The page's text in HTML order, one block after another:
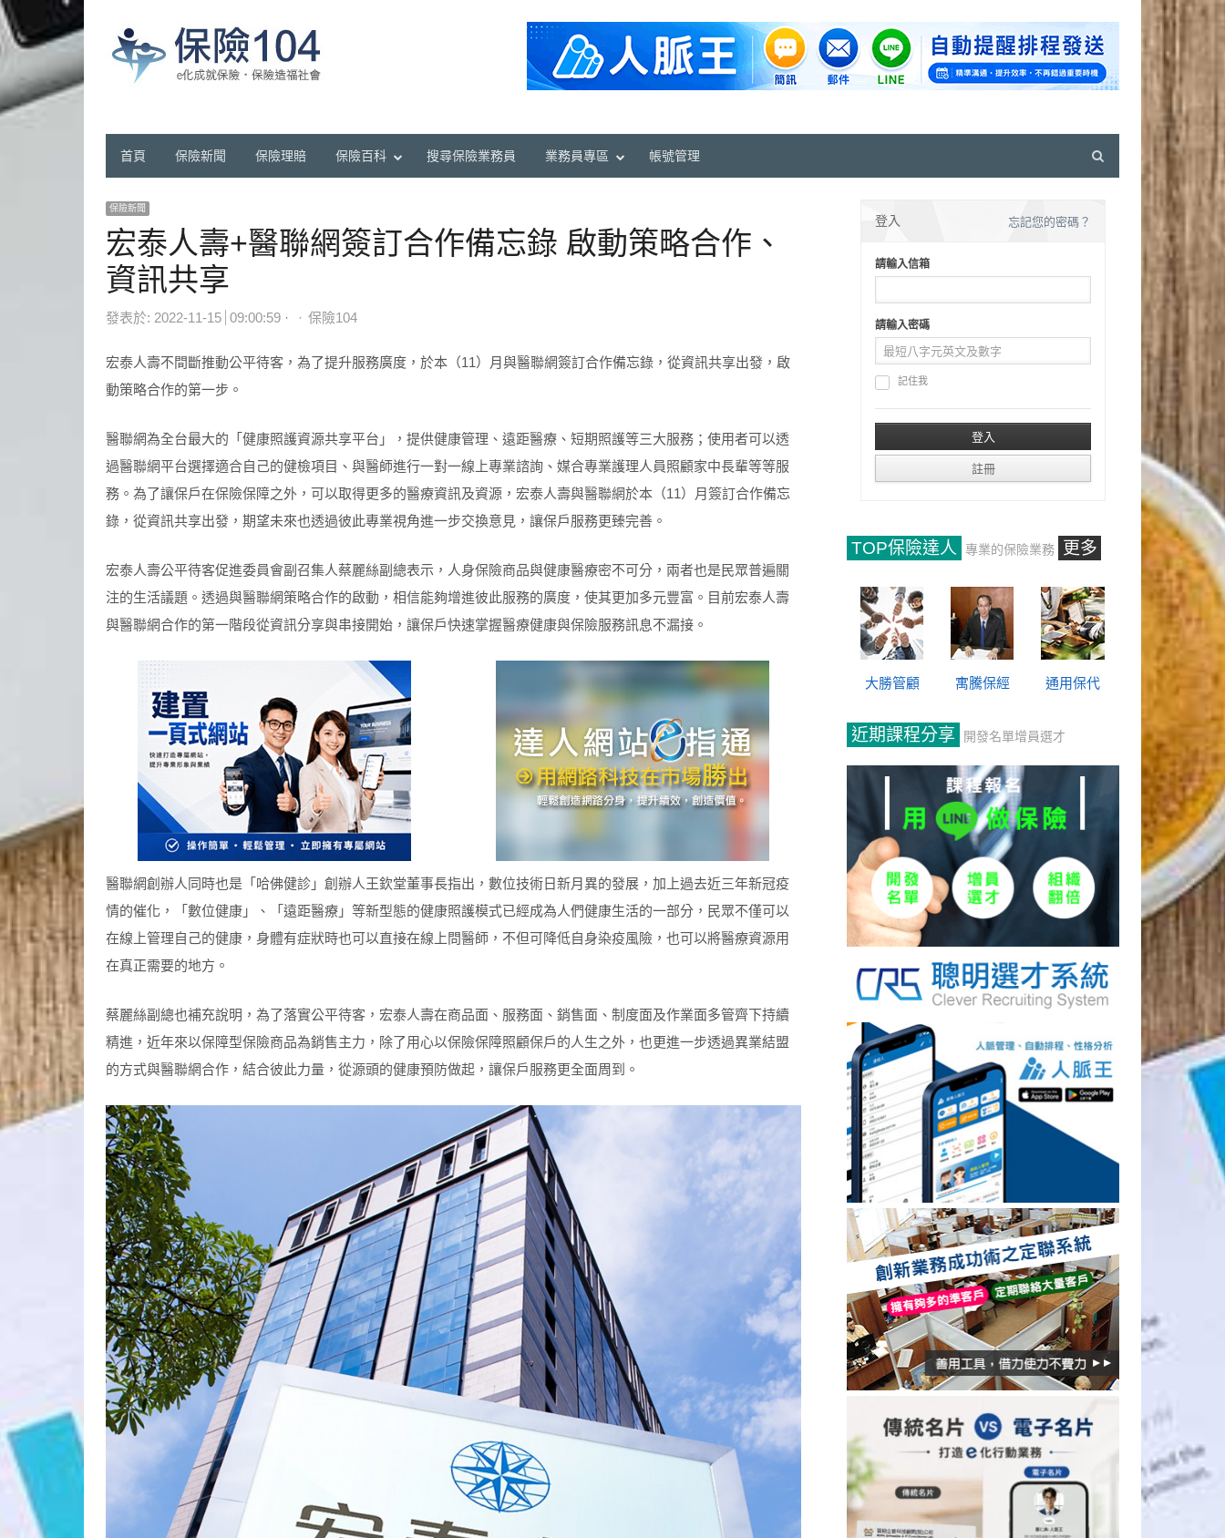
首頁 保險新聞 保險理賠 保險百科 搜尋保險業務員 業務員專區 帳號管理
search
保險新聞
宏泰人壽+醫聯網簽訂合作備忘錄 啟動策略合作、
資訊共享
發表於: 2022-11-15 09:00:59 Author
保險104
宏泰人壽不間斷推動公平待客，為了提升服務廣度，於本（11）月與醫聯網簽訂合作備忘錄，從資訊共享出發，啟
動策略合作的第一步。
醫聯網為全台最大的「健康照護資源共享平台」，提供健康管理、遠距醫療、短期照護等三大服務；使用者可以透
過醫聯網平台選擇適合自己的健檢項目、與醫師進行一對一線上專業諮詢、媒合專業護理人員照顧家中長輩等等服
務。為了讓保戶在保險保障之外，可以取得更多的醫療資訊及資源，宏泰人壽與醫聯網於本（11）月簽訂合作備忘
錄，從資訊共享出發，期望未來也透過彼此專業視角進一步交換意見，讓保戶服務更臻完善。
宏泰人壽公平待客促進委員會副召集人蔡麗絲副總表示，人身保險商品與健康醫療密不可分，兩者也是民眾普遍關
注的生活議題。透過與醫聯網策略合作的啟動，相信能夠增進彼此服務的廣度，使其更加多元豐富。目前宏泰人壽
與醫聯網合作的第一階段從資訊分享與串接開始，讓保戶快速掌握醫療健康與保險服務訊息不漏接。
醫聯網創辦人同時也是「哈佛健診」創辦人王欽堂董事長指出，數位技術日新月異的發展，加上過去近三年新冠疫
情的催化，「數位健康」、「遠距醫療」等新型態的健康照護模式已經成為人們健康生活的一部分，民眾不僅可以
在線上管理自己的健康，身體有症狀時也可以直接在線上問醫師，不但可降低自身染疫風險，也可以將醫療資源用
在真正需要的地方。
蔡麗絲副總也補充說明，為了落實公平待客，宏泰人壽在商品面、服務面、銷售面、制度面及作業面多管齊下持續
精進，近年來以保障型保險商品為銷售主力，除了用心以保險保障照顧保戶的人生之外，也更進一步透過異業結盟
的方式與醫聯網合作，結合彼此力量，從源頭的健康預防做起，讓保戶服務更全面周到。
登入 忘記您的密碼？
請輸入信箱
請輸入密碼
記住我
TOP保險達人 專業的保險業務 更多
大勝管顧 寓騰保經 通用保代
近期課程分享 開發名單增員選才